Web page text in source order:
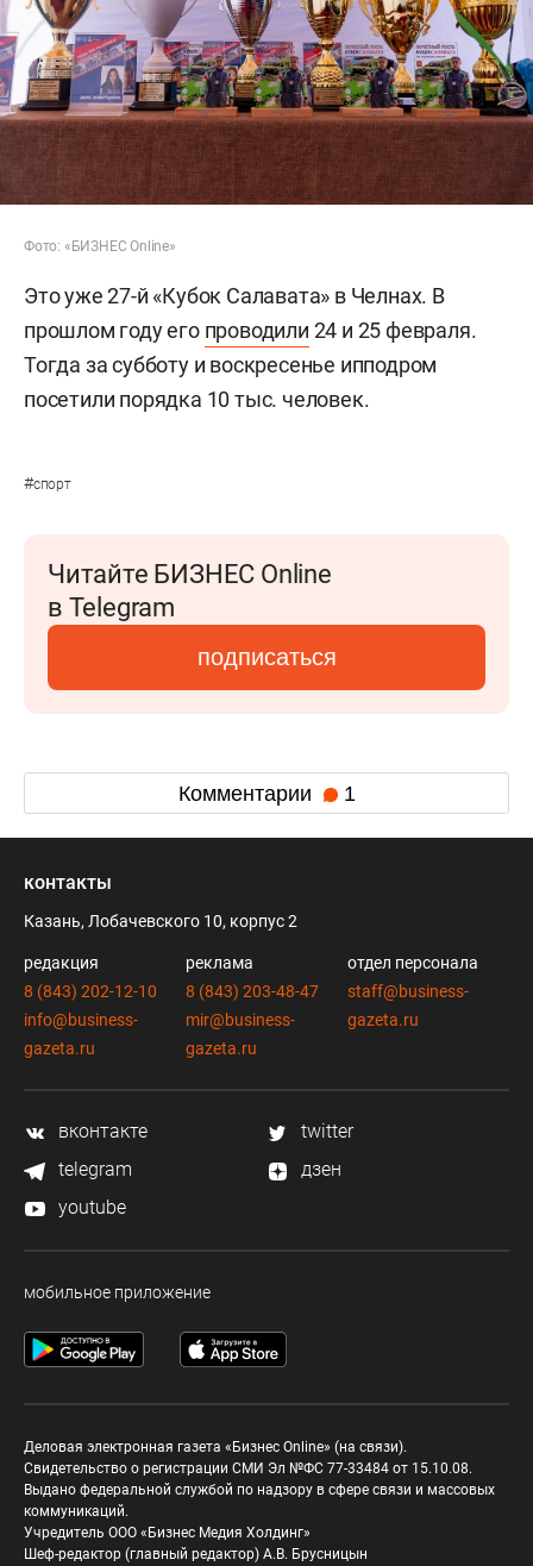
Фото: «БИЗНЕС Online»
Это уже 27-й «Кубок Салавата» в Челнах. В
прошлом году его проводили 24 и 25 февраля.
Тогда за субботу и воскресенье ипподром
посетили порядка 10 тыс. человек.
#спорт
Читайте БИЗНЕС Online
в Telegram
подписаться
Комментарии 1
контакты
Казань, Лобачевского 10, корпус 2
редакция
8 (843) 202-12-10
info@business-
gazeta.ru
реклама
8 (843) 203-48-47
mir@business-
gazeta.ru
отдел персонала
staff@business-
gazeta.ru
вконтакте
twitter
telegram
дзен
youtube
мобильное приложение
Деловая электронная газета «Бизнес Online» (на связи).
Свидетельство о регистрации СМИ Эл №ФС 77-33484 от 15.10.08.
Выдано федеральной службой по надзору в сфере связи и массовых
коммуникаций.
Учредитель ООО «Бизнес Медия Холдинг»
Шеф-редактор (главный редактор) А.В. Брусницын